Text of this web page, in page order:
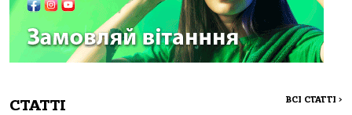
СТАТТІ ВСІ СТАТТІ >